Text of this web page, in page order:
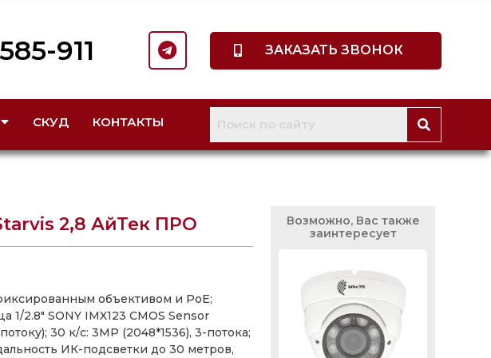
585-911 ЗАКАЗАТЬ ЗВОНОК
СКУД КОНТАКТЫ
2,8 АйТек ПРО
объективом и PoE;
1/2.8″ SONY IMX123 CMOS Sensor
30 к/с: 3MP (2048*1536), 3-потока;
ИК-подсветки до 30 метров,
Возможно, Вас также
заинтересует